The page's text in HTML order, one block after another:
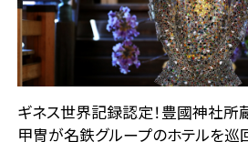
ギネス世界記録認定！豊國神社所
甲冑が名鉄グループのホテルを巡